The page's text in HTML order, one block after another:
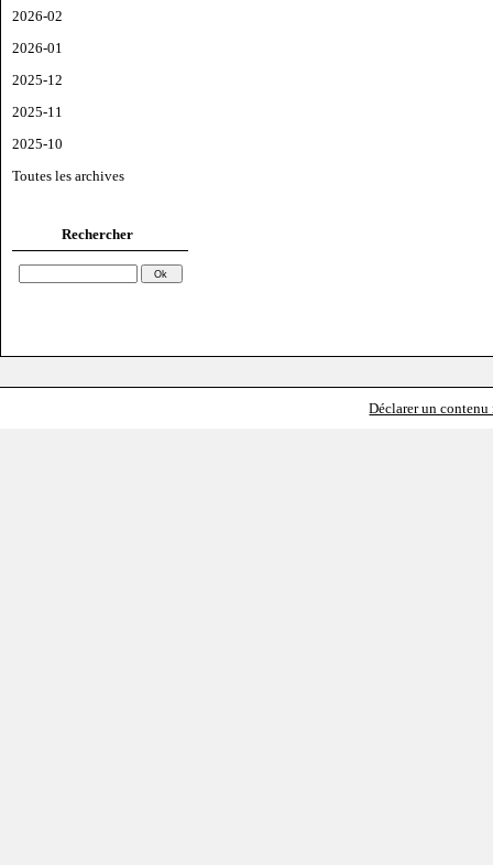
2026-02
2026-01
2025-12
2025-11
2025-10
Toutes les archives
Rechercher
Déclarer un